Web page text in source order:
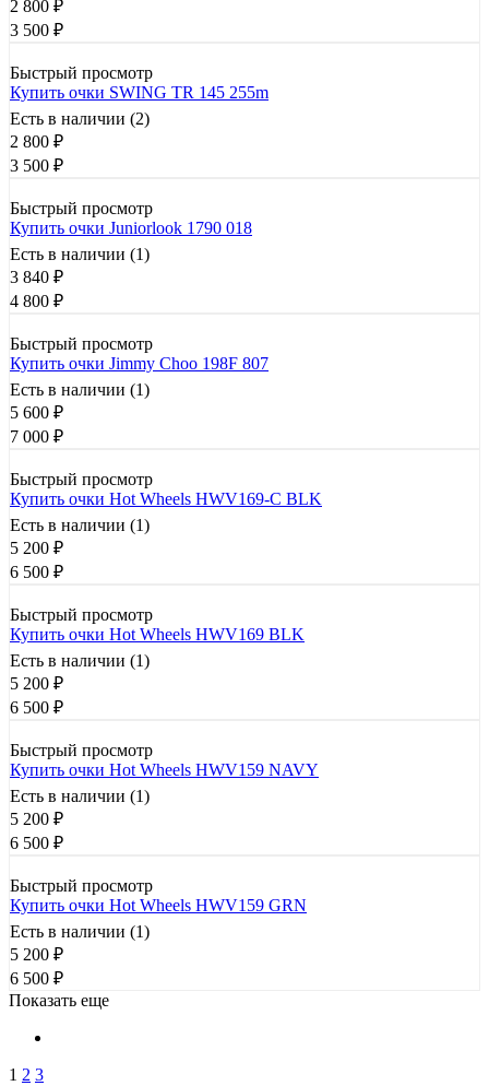
2 800 ₽
3 500 ₽
Быстрый просмотр
Купить очки SWING TR 145 255m
Есть в наличии (2)
2 800 ₽
3 500 ₽
Быстрый просмотр
Купить очки Juniorlook 1790 018
Есть в наличии (1)
3 840 ₽
4 800 ₽
Быстрый просмотр
Купить очки Jimmy Choo 198F 807
Есть в наличии (1)
5 600 ₽
7 000 ₽
Быстрый просмотр
Купить очки Hot Wheels HWV169-C BLK
Есть в наличии (1)
5 200 ₽
6 500 ₽
Быстрый просмотр
Купить очки Hot Wheels HWV169 BLK
Есть в наличии (1)
5 200 ₽
6 500 ₽
Быстрый просмотр
Купить очки Hot Wheels HWV159 NAVY
Есть в наличии (1)
5 200 ₽
6 500 ₽
Быстрый просмотр
Купить очки Hot Wheels HWV159 GRN
Есть в наличии (1)
5 200 ₽
6 500 ₽
Показать еще
1 2 3